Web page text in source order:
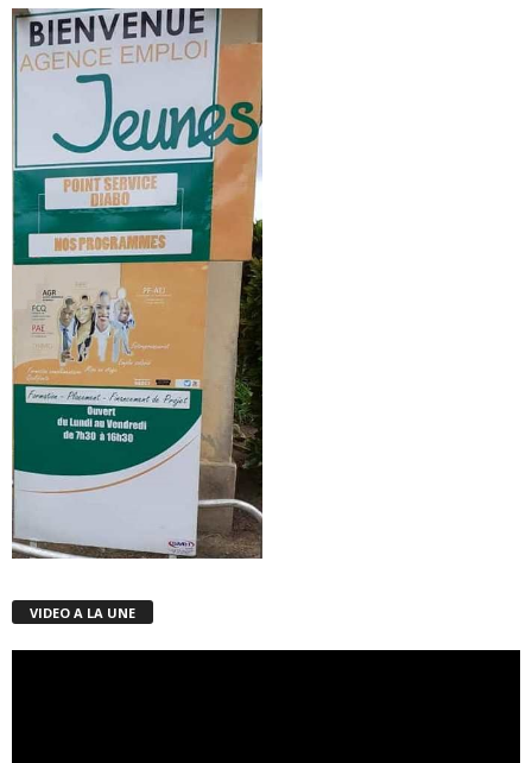
VIDEO A LA UNE